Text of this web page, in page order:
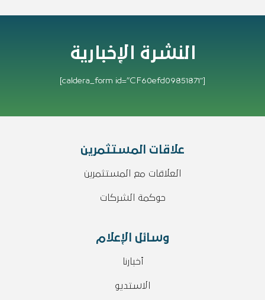
النشرة الإخبارية
[caldera_form id=”CF60efd09851871″]
علاقات المستثمرين
العلاقات مع المستثمرين
حوكمة الشركات
وسائل الإعلام
أخبارنا
الاستديو